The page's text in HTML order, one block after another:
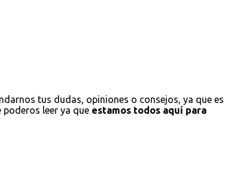
tus dudas, opiniones o consejos, ya que es
leer ya que estamos todos aquí para